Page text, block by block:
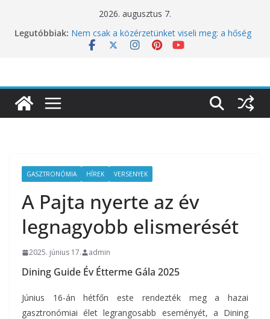
content
2026. augusztus 7.
Legutóbbiak: 10 éves lett a Botanica: a világ legjobb
éttermeinek inspirációiból született jubileumi
Budapest is csatlakozik a Perui Pisco Világnap
Nem a koffeinnel van a baj, hanem azzal,
GASZTRONÓMIA HÍREK VERSENYEK
A Pajta nyerte az év
legnagyobb elismerését
2025. június 17. admin
Dining Guide Év Étterme Gála 2025
Június 16-án hétfőn este rendezték meg a hazai
gasztronómiai élet legrangosabb eseményét, a Dining